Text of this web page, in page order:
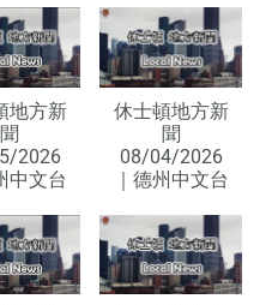
地方新
聞
2026
中文台
休士頓地方新
聞
08/04/2026
｜德州中文台